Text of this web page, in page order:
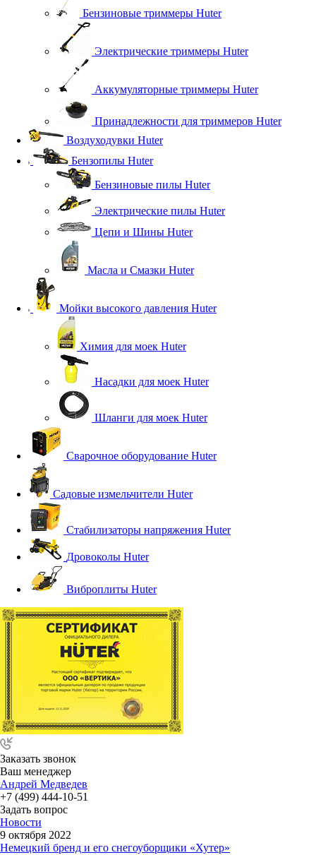
Бензиновые триммеры Huter
Электрические триммеры Huter
Аккумуляторные триммеры Huter
Принадлежности для триммеров Huter
Воздуходувки Huter
Бензопилы Huter
Бензиновые пилы Huter
Электрические пилы Huter
Цепи и Шины Huter
Масла и Смазки Huter
Мойки высокого давления Huter
Химия для моек Huter
Насадки для моек Huter
Шланги для моек Huter
Сварочное оборудование Huter
Садовые измельчители Huter
Стабилизаторы напряжения Huter
Дровоколы Huter
Виброплиты Huter
Заказать звонок
Ваш менеджер
Андрей Медведев
+7 (499) 444-10-51
Задать вопрос
Новости
9 октября 2022
Немецкий бренд и его снегоуборщики «Хутер»